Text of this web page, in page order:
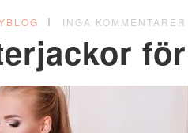
INGA KOMMENTARER